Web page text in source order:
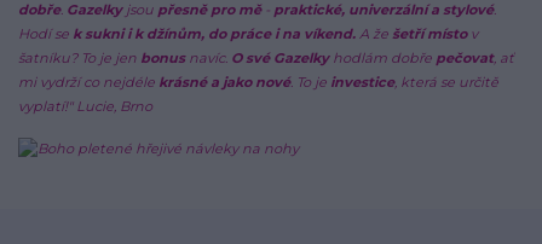
dobře. Gazelkyjsou přesně pro mě- praktické, univerzální a stylové.
Hodí se k sukni i k džínům, do práce i na víkend. A že šetří místov
šatníku? To je jen bonusnavíc. O své Gazelkyhodlám dobře pečovat, ať
mi vydrží co nejdéle krásné a jako nové. To je investice, která se určitě
vyplatí!" Lucie, Brno